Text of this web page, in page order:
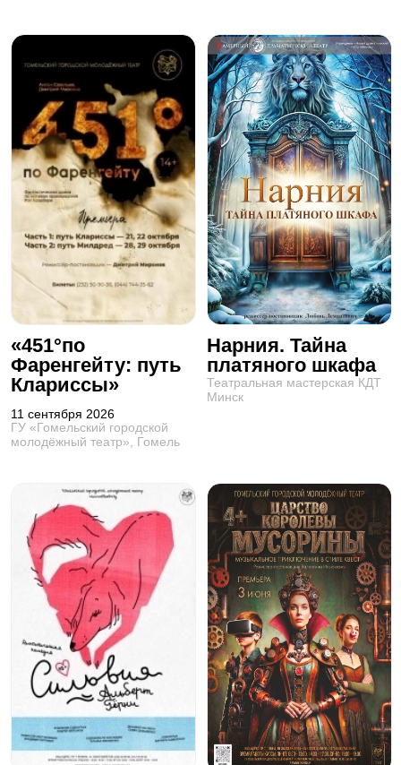
«451°по
Фаренгейту: путь
Клариссы»
11 сентября 2026
ГУ «Гомельский городской
молодёжный театр», Гомель
Нарния. Тайна
платяного шкафа
Театральная мастерская КДТ
Минск